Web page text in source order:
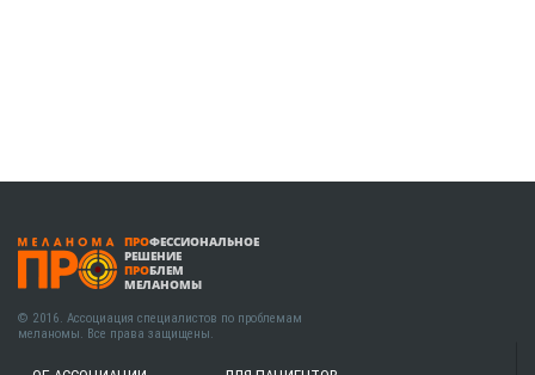
ПРОФЕССИОНАЛЬНОЕ
РЕШЕНИЕ
ПРОБЛЕМ
МЕЛАНОМЫ
© 2016. Ассоциация специалистов по проблемам
меланомы. Все права защищены.